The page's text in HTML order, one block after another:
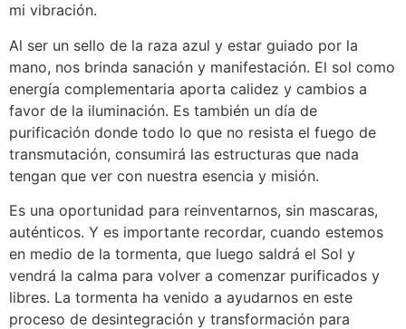
mi vibración.
Al ser un sello de la raza azul y estar guiado por la
mano, nos brinda sanación y manifestación. El sol como
energía complementaria aporta calidez y cambios a
favor de la iluminación. Es también un día de
purificación donde todo lo que no resista el fuego de
transmutación, consumirá las estructuras que nada
tengan que ver con nuestra esencia y misión.
Es una oportunidad para reinventarnos, sin mascaras,
auténticos. Y es importante recordar, cuando estemos
en medio de la tormenta, que luego saldrá el Sol y
vendrá la calma para volver a comenzar purificados y
libres. La tormenta ha venido a ayudarnos en este
proceso de desintegración y transformación para